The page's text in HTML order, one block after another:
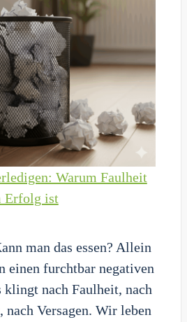
Hebel
für
dein
Konto
Warum Faulheit
Erfolg ist
man das essen? Allein
einen furchtbar negativen
klingt nach Faulheit, nach
Versagen. Wir leben